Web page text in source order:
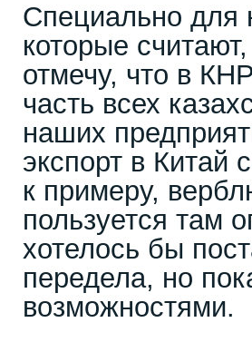
Специально для
которые
отмечу, что в
часть всех
наших
экспорт в Китай
к примеру,
пользуется там
хотелось бы
передела, но
возможностями.